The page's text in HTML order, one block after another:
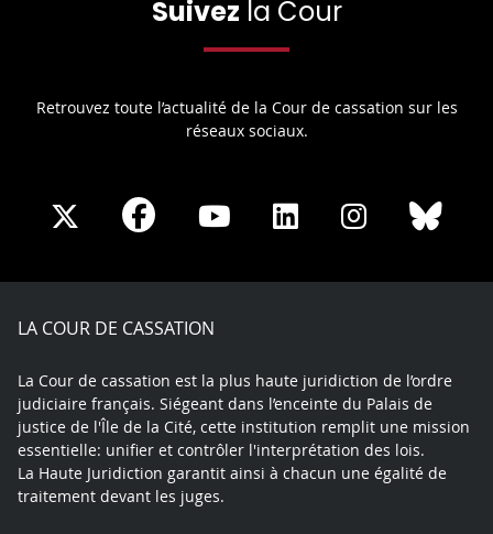
Suivez la Cour
Retrouvez toute l’actualité de la Cour de cassation sur les
réseaux sociaux.
Share
X
Share
Facebook
Share
Youtube
Share
LinkedIn
Share
Instagram
LA COUR DE CASSATION
La Cour de cassation est la plus haute juridiction de l’ordre
judiciaire français. Siégeant dans l’enceinte du Palais de
justice de l'Île de la Cité, cette institution remplit une mission
essentielle: unifier et contrôler l'interprétation des lois.
La Haute Juridiction garantit ainsi à chacun une égalité de
traitement devant les juges.